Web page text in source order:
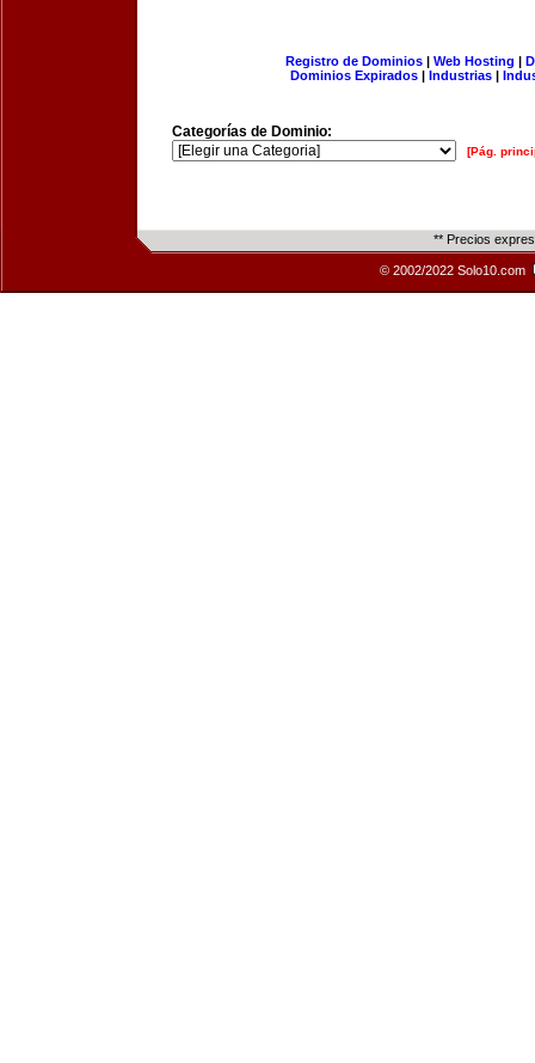
Registro de Dominios| Web Hosting |
Dominios Expirados | Industrias |
Categorías de Dominio:
[Pág.
** Precios
© 2002/2022 Solo10.com